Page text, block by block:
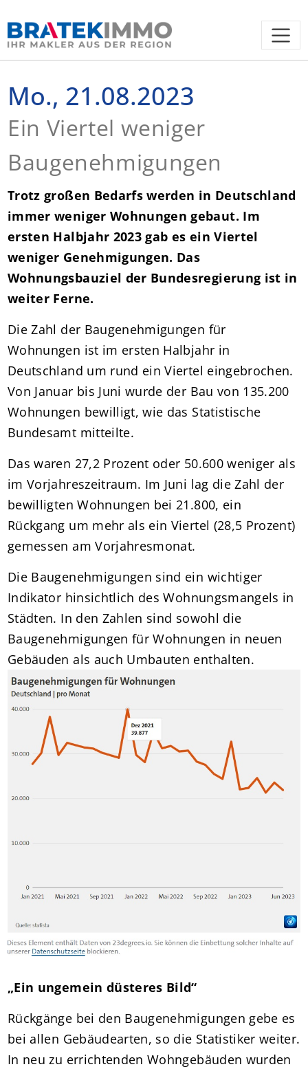
Mo., 21.08.2023
Ein Viertel weniger
Baugenehmigungen
Trotz großen Bedarfs werden in Deutschland
immer weniger Wohnungen gebaut. Im
ersten Halbjahr 2023 gab es ein Viertel
weniger Genehmigungen. Das
Wohnungsbauziel der Bundesregierung ist in
weiter Ferne.
Die Zahl der Baugenehmigungen für
Wohnungen ist im ersten Halbjahr in
Deutschland um rund ein Viertel eingebrochen.
Von Januar bis Juni wurde der Bau von 135.200
Wohnungen bewilligt, wie das Statistische
Bundesamt mitteilte.
Das waren 27,2 Prozent oder 50.600 weniger als
im Vorjahreszeitraum. Im Juni lag die Zahl der
bewilligten Wohnungen bei 21.800, ein
Rückgang um mehr als ein Viertel (28,5 Prozent)
gemessen am Vorjahresmonat.
Die Baugenehmigungen sind ein wichtiger
Indikator hinsichtlich des Wohnungsmangels in
Städten. In den Zahlen sind sowohl die
Baugenehmigungen für Wohnungen in neuen
Gebäuden als auch Umbauten enthalten.
„Ein ungemein düsteres Bild“
Rückgänge bei den Baugenehmigungen gebe es
bei allen Gebäudearten, so die Statistiker weiter.
In neu zu errichtenden Wohngebäuden wurden